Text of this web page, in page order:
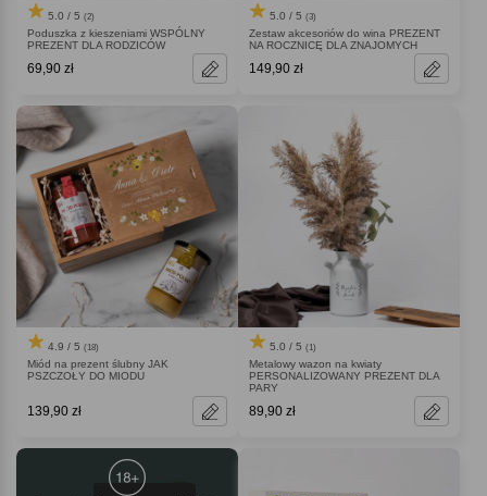
5.0 / 5 (2)
Poduszka z kieszeniami WSPÓLNY
PREZENT DLA RODZICÓW
69,90 zł
5.0 / 5 (3)
Zestaw akcesoriów do wina PREZENT
NA ROCZNICĘ DLA ZNAJOMYCH
149,90 zł
4.9 / 5 (18)
Miód na prezent ślubny JAK
PSZCZOŁY DO MIODU
139,90 zł
5.0 / 5 (1)
Metalowy wazon na kwiaty
PERSONALIZOWANY PREZENT DLA
PARY
89,90 zł